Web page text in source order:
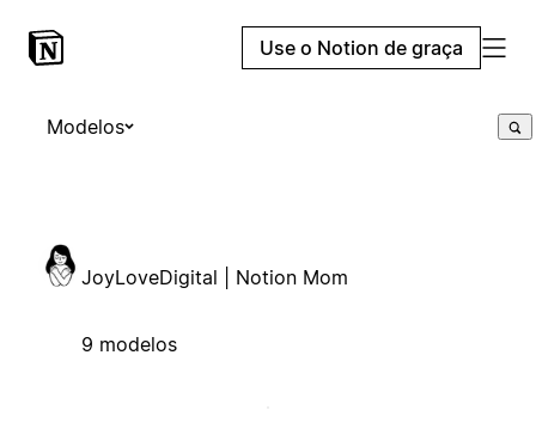
Use o Notion de graça
Modelos
JoyLoveDigital | Notion Mom
9 modelos